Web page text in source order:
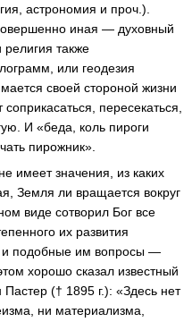
астрономия и проч.).
иная — духовный
также
или геодезия
своей стороной жизни
пересекаться,
И «беда, коль пироги
пирожник».
имеет значения, из каких
Земля ли вращается вокруг
виде сотворил Бог все
их развития
и подобные им вопросы —
хорошо сказал известный
(† 1895 г.): «Здесь нет
ни материализма,